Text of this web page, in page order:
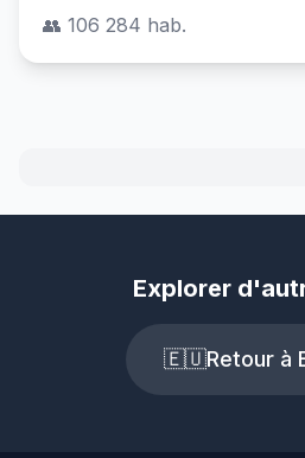
👥 106 284 hab.
Explorer
🇪🇺Retour à